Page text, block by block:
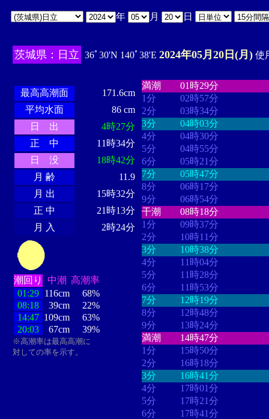
年 月 日
茨城県：日立 36ﾟ30'N 140ﾟ38'E 2024年05月20日(月) 使
最高高潮面
171.6cm
平均水面
86 cm
日 出
4時27分
正 中
11時34分
日 没
18時42分
月 齢
11.9
月 出
15時32分
正 中
21時13分
月 入
2時24分
潮回り 中潮 高潮率
01:29 116cm
68%
08:18
39cm
22%
14:47 109cm
63%
20:03
67cm 39%
※高潮率は最高高潮に
対しての率を示す。
満潮
01時29分
1分
02時57分
2分
03時34分
3分
04時03分
4分
04時30分
5分
04時55分
6分
05時21分
7分
05時47分
8分
06時17分
9分
06時54分
干潮
08時18分
1分
09時37分
2分
10時11分
3分
10時38分
4分
11時04分
5分
11時28分
6分
11時53分
7分
12時19分
8分
12時48分
9分
13時24分
満潮
14時47分
1分
15時50分
2分
16時18分
3分
16時41分
4分
17時01分
5分
17時21分
6分
17時41分